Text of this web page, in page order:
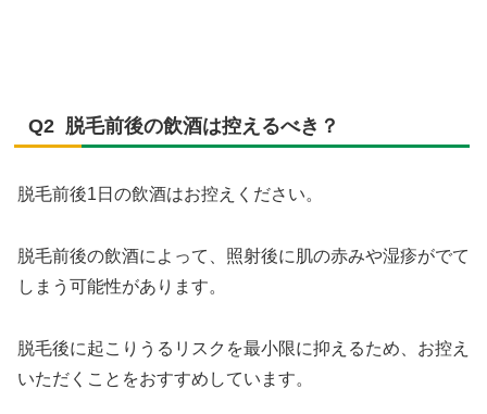
Q2 脱毛前後の飲酒は控えるべき？​
脱毛前後1日の飲酒はお控えください。
脱毛前後の飲酒によって、照射後に肌の赤みや湿疹がでて
しまう可能性があります。
脱毛後に起こりうるリスクを最小限に抑えるため、お控え
いただくことをおすすめしています。